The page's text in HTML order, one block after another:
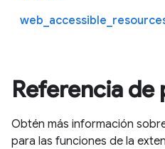
Referencia de
Obtén más información
para las funciones de la